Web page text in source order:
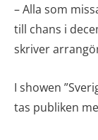
– Alla som
till chans i
skriver
I showen
tas publiken